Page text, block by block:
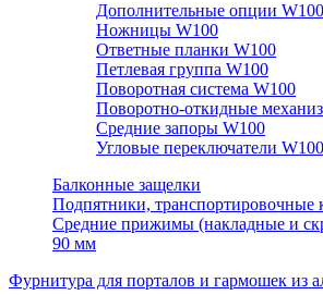
Дополнительные опции W100
Ножницы W100
Ответные планки W100
Петлевая группа W100
Поворотная система W100
Поворотно-откидные
Средние запоры W100
Угловые переключатели W100
Балконные защелки
Подпятники, транспортировочные
Средние прижимы (накладные и
90 мм
Фурнитура для порталов и гармошек из